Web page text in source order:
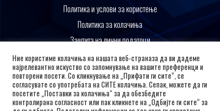
Политика и услови за користење
Политика за колачиња
Заштита на лични податоци
Поддржано од
Ние користиме колачиња на нашата веб-страназа да ви дадеме
најрелевантно искуство со запомнување на вашите преференци и
повторени посети. Со кликнување на „Прифати ги сите“, се
согласувате со употребата на СИТЕ колачиња. Сепак, можете да ги
посетите „Поставки за колачиња“ за да обезбедите
контролирана согласност или пак кликнете на „Одбијте ги сите“ за